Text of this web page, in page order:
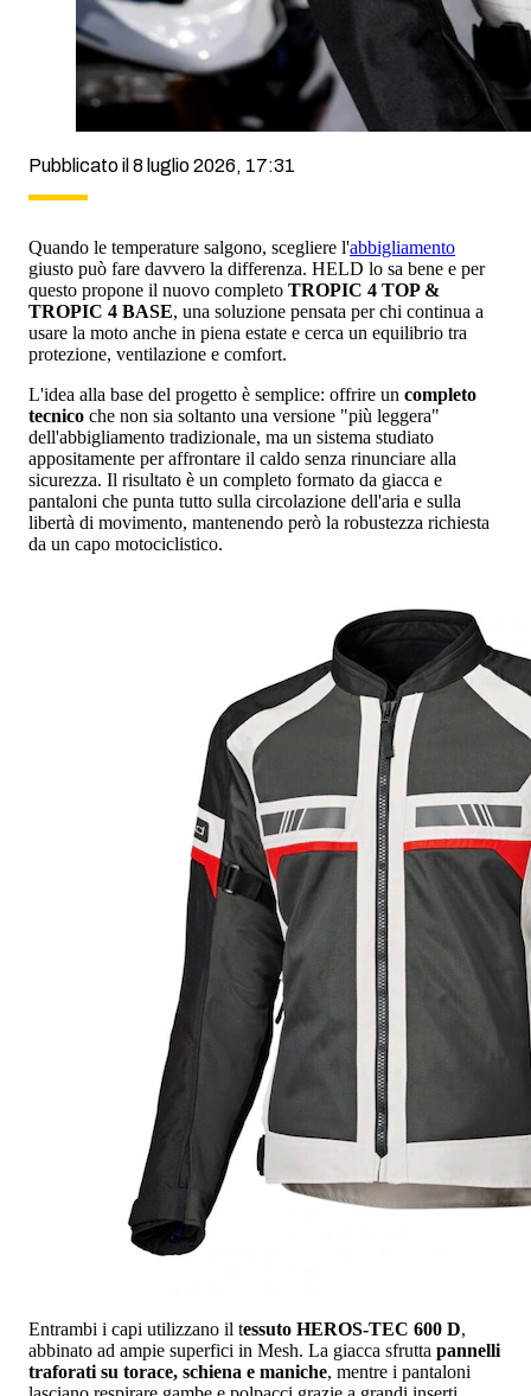
Pubblicato il 8 luglio 2026, 17:31
Quando le temperature salgono, scegliere l'abbigliamento
giusto può fare davvero la differenza. HELD lo sa bene e per
questo propone il nuovo completo TROPIC 4 TOP &
TROPIC 4 BASE, una soluzione pensata per chi continua a
usare la moto anche in piena estate e cerca un equilibrio tra
protezione, ventilazione e comfort.
L'idea alla base del progetto è semplice: offrire un completo
tecnico che non sia soltanto una versione "più leggera"
dell'abbigliamento tradizionale, ma un sistema studiato
appositamente per affrontare il caldo senza rinunciare alla
sicurezza. Il risultato è un completo formato da giacca e
pantaloni che punta tutto sulla circolazione dell'aria e sulla
libertà di movimento, mantenendo però la robustezza richiesta
da un capo motociclistico.
Entrambi i capi utilizzano il tessuto HEROS-TEC 600 D,
abbinato ad ampie superfici in Mesh. La giacca sfrutta pannelli
traforati su torace, schiena e maniche, mentre i pantaloni